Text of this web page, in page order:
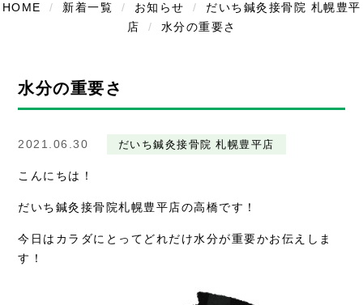
美容
症例別施術
採用情報
HOME 新着一覧 お知らせ
だいち鍼灸接骨院 札幌豊平
店
水分の重要さ
水分の重要さ
2021.06.30 だいち鍼灸接骨院 札幌豊平店
こんにちは！
だいち鍼灸接骨院札幌豊平店の高橋です！
今日はカラダにとってどれだけ水分が重要かお伝えしま
す！